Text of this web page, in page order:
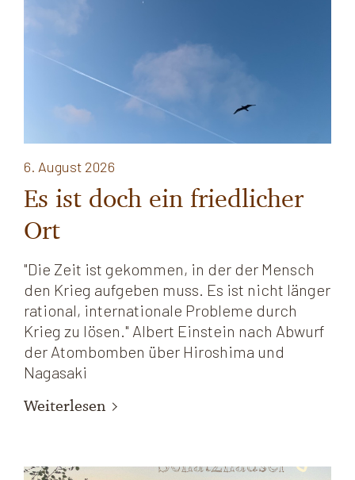
6. August 2026
Es ist doch ein friedlicher
Ort
"Die Zeit ist gekommen, in der der Mensch
den Krieg aufgeben muss. Es ist nicht länger
rational, internationale Probleme durch
Krieg zu lösen." Albert Einstein nach Abwurf
der Atombomben über Hiroshima und
Nagasaki
Weiterlesen